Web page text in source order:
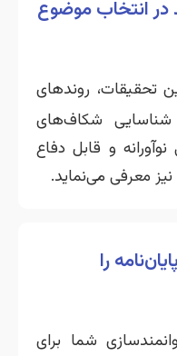
در انتخاب موضوع
تحقیقات، روندهای
شکاف‌های
و قابل دفاع
معرفی می‌نماید.
را
شما برای